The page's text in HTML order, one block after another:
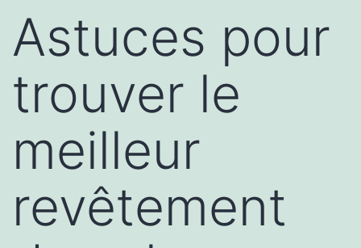
Astuces pour
trouver le
meilleur
revêtement